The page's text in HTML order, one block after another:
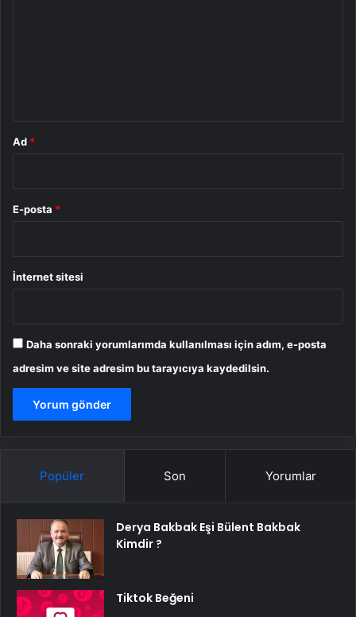
Ad *
E-posta *
İnternet sitesi
Daha sonraki yorumlarımda kullanılması için adım, e-posta
adresim ve site adresim bu tarayıcıya kaydedilsin.
Popüler Son Yorumlar
Derya Bakbak Eşi Bülent Bakbak
Kimdir ?
Tiktok Beğeni